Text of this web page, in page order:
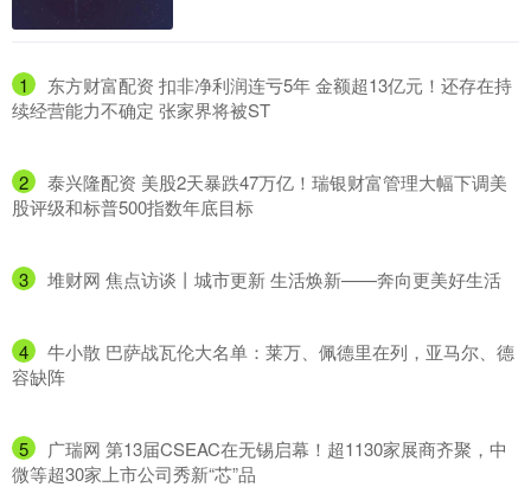
1
​东方财富配资 扣非净利润连亏5年 金额超13亿元！还存在持
续经营能力不确定 张家界将被ST
2
​泰兴隆配资 美股2天暴跌47万亿！瑞银财富管理大幅下调美
股评级和标普500指数年底目标
3 ​堆财网 焦点访谈丨城市更新 生活焕新——奔向更美好生活
4
​牛小散 巴萨战瓦伦大名单：莱万、佩德里在列，亚马尔、德
容缺阵
5
​广瑞网 第13届CSEAC在无锡启幕！超1130家展商齐聚，中
微等超30家上市公司秀新“芯”品